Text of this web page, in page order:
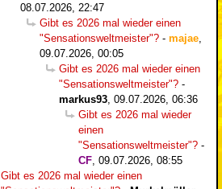
08.07.2026, 22:47
Gibt es 2026 mal wieder einen
"Sensationsweltmeister"? - majae
09.07.2026, 00:05
Gibt es 2026 mal wieder einen
"Sensationsweltmeister"? -
markus93 09.07.2026, 06:36
Gibt es 2026 mal wieder
einen
"Sensationsweltmeister"? -
CF 09.07.2026, 08:55
Gibt es 2026 mal wieder einen